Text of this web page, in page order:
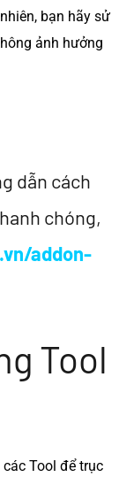
bạn hãy sử
ảnh hưởng
dẫn cách
chóng,
addon-
Tool
Tool để trục